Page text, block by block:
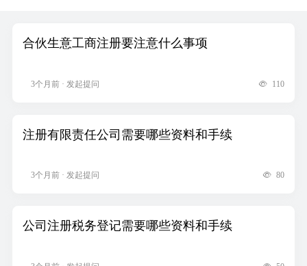
合伙生意工商注册要注意什么事项
3个月前 · 发起提问 110
注册有限责任公司需要哪些资料和手续
3个月前 · 发起提问 80
公司注册税务登记需要哪些资料和手续